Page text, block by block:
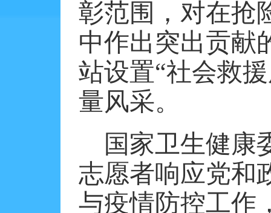
彰范围，对在抢
中作出突出贡献
站设置“社会救
量风采。
国家卫生健康
志愿者响应党和
与疫情防控工作